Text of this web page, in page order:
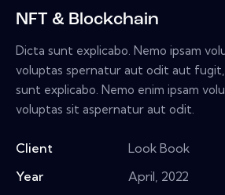
NFT & Blockchain
Dicta sunt explicabo. Nemo ipsam
voluptas spernatur aut odit aut fugit,
sunt explicabo. Nemo enim ipsam
voluptas sit aspernatur aut odit.
Client
Look Book
Year
April, 2022